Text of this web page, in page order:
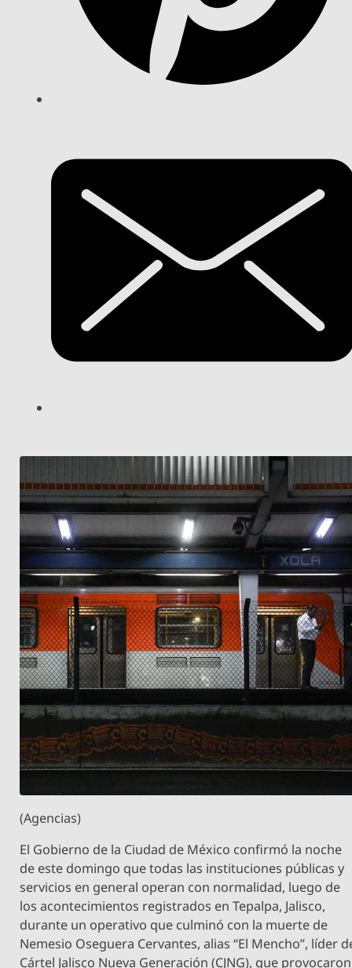
(Agencias)
El Gobierno de la Ciudad de México confirmó la noche
de este domingo que todas las instituciones públicas y
servicios en general operan con normalidad, luego de
los acontecimientos registrados en Tepalpa, Jalisco,
durante un operativo que culminó con la muerte de
Nemesio Oseguera Cervantes, alias “El Mencho”, líder
Cártel Jalisco Nueva Generación (CJNG), que provocaron